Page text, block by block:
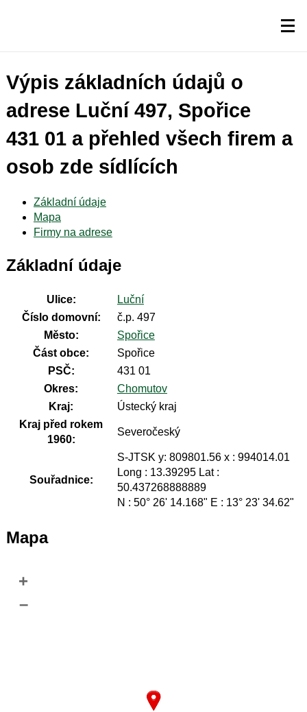
Výpis základních údajů o
adrese Luční 497, Spořice
431 01 a přehled všech firem a
osob zde sídlících
Základní údaje
Mapa
Firmy na adrese
Základní údaje
Ulice:
Luční
Číslo domovní:
č.p. 497
Město:
Spořice
Část obce:
Spořice
PSČ:
431 01
Okres:
Chomutov
Kraj:
Ústecký kraj
Kraj před rokem
1960:
Severočeský
Souřadnice:
S-JTSK y: 809801.56 x : 994014.01
Long : 13.39295 Lat :
50.437268888889
N : 50° 26' 14.168" E : 13° 23' 34.62"
Mapa
+
–